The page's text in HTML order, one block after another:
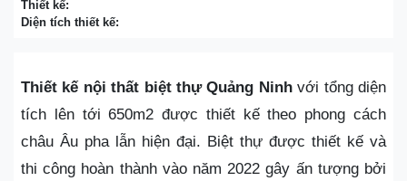
Thiết kế:
Diện tích thiết kế:
Thiết kế nội thất biệt thự Quảng Ninhvới tổng diện
tích lên tới 650m2 được thiết kế theo phong cách
châu Âu pha lẫn hiện đại. Biệt thự được thiết kế và
thi công hoàn thành vào năm 2022 gây ấn tượng bởi